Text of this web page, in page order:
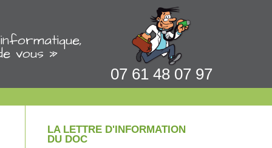
vous »
07 61 48 07 97
LA LETTRE D'INFORMATION
DU DOC